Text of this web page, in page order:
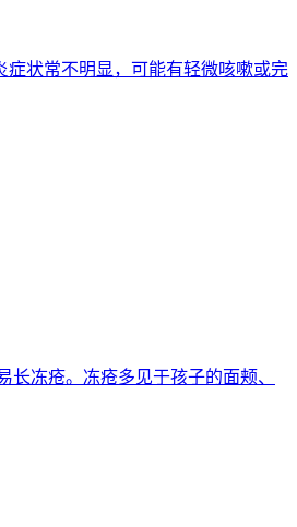
状常不明显，可能有轻微咳嗽或完
冻疮。冻疮多见于孩子的面颊、